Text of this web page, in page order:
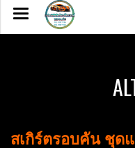
สเกิร์ตรอบคัน ชุด